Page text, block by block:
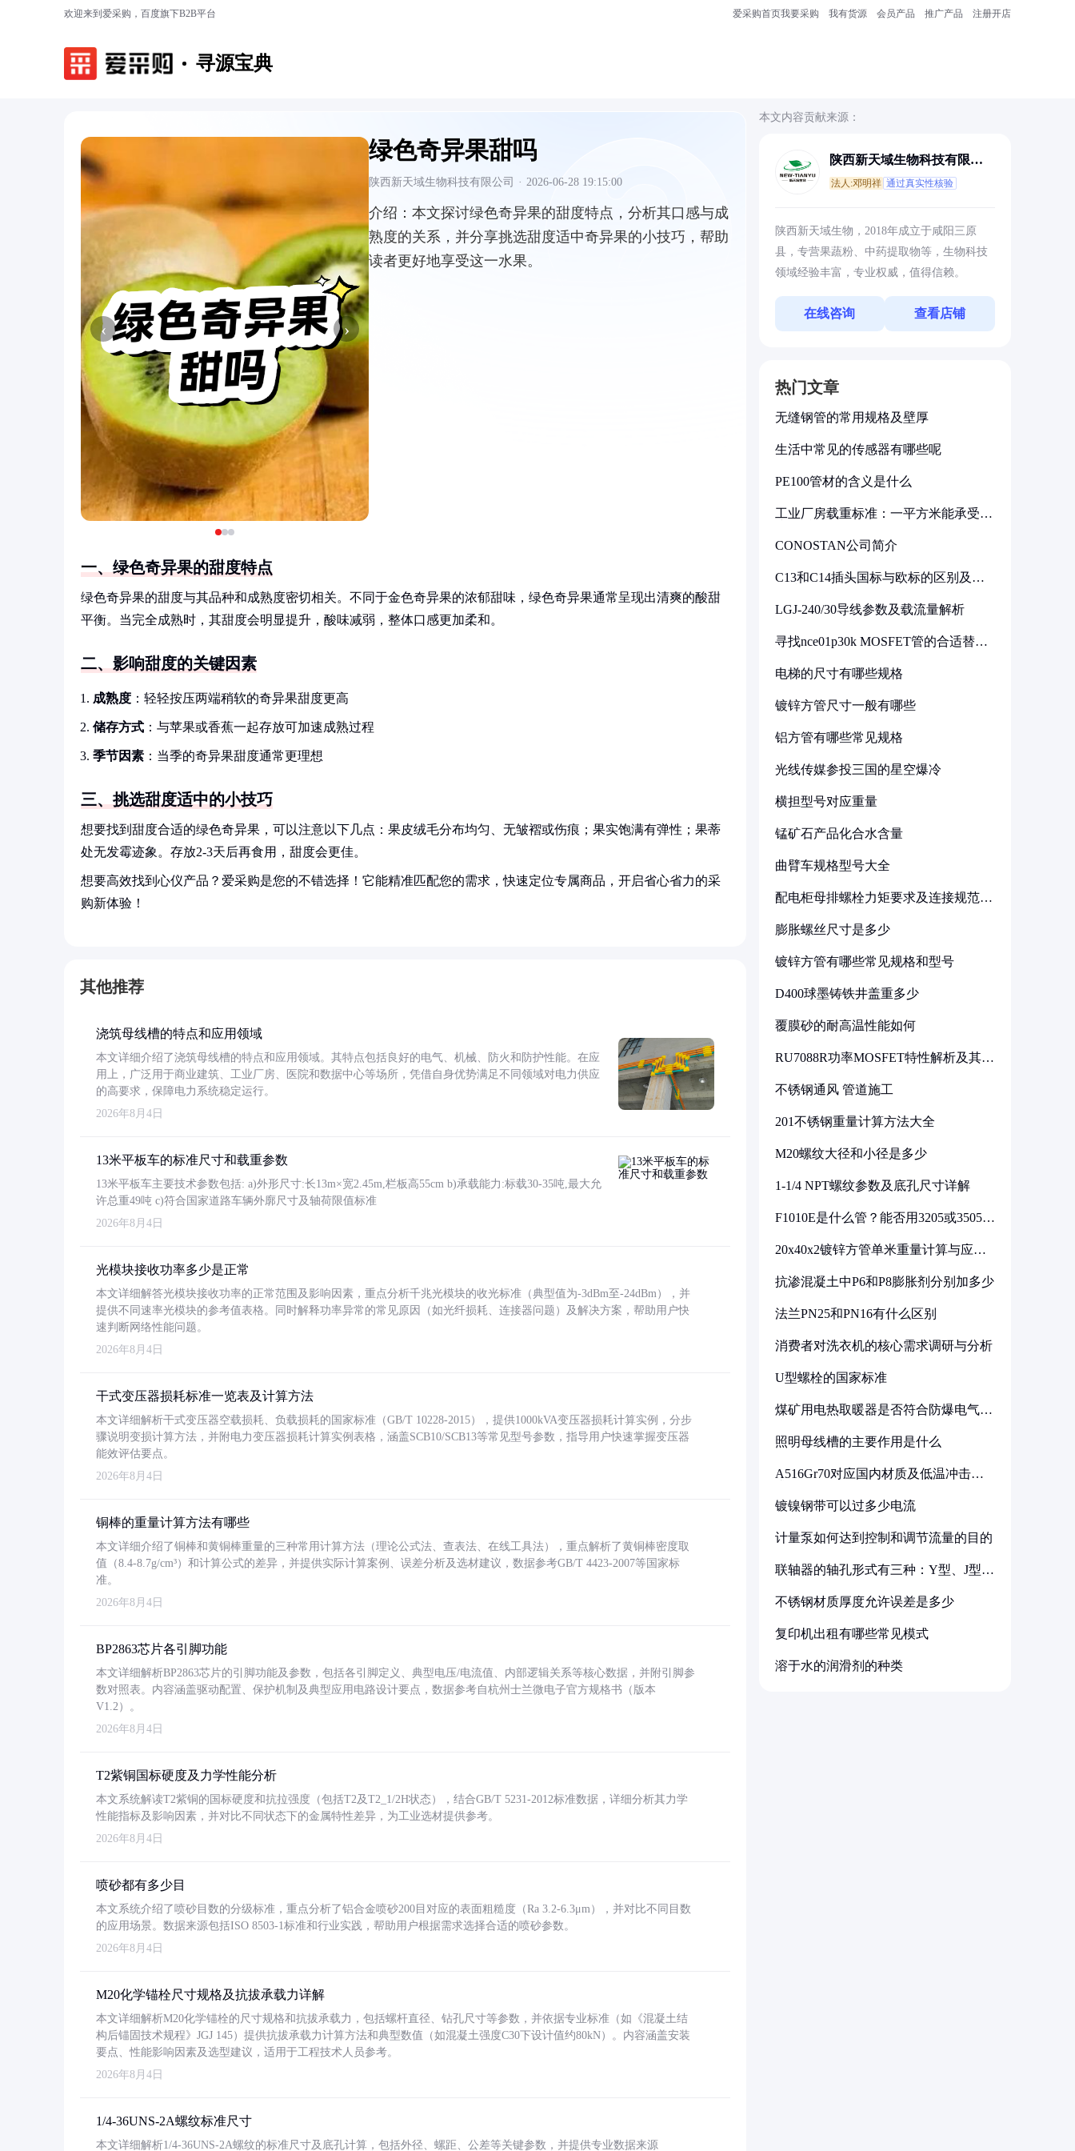
欢迎来到爱采购，百度旗下B2B平台 爱采购首页我要采购 我有货源 会员产品 推广产品 注册开店
寻源宝典
‹ ›
绿色奇异果甜吗
陕西新天域生物科技有限公司 · 2026-06-28 19:15:00
介绍： 本文探讨绿色奇异果的甜度特点，分析其口感与成
熟度的关系，并分享挑选甜度适中奇异果的小技巧，帮助
读者更好地享受这一水果。
一、绿色奇异果的甜度特点
绿色奇异果的甜度与其品种和成熟度密切相关。不同于金色奇异果的浓郁甜味，绿色奇异果通常呈现出清爽的酸甜
平衡。当完全成熟时，其甜度会明显提升，酸味减弱，整体口感更加柔和。
二、影响甜度的关键因素
成熟度 ：轻轻按压两端稍软的奇异果甜度更高
储存方式 ：与苹果或香蕉一起存放可加速成熟过程
季节因素 ：当季的奇异果甜度通常更理想
三、挑选甜度适中的小技巧
想要找到甜度合适的绿色奇异果，可以注意以下几点：果皮绒毛分布均匀、无皱褶或伤痕；果实饱满有弹性；果蒂
处无发霉迹象。存放2-3天后再食用，甜度会更佳。
想要高效找到心仪产品？爱采购是您的不错选择！它能精准匹配您的需求，快速定位专属商品，开启省心省力的采
购新体验！
其他推荐
浇筑母线槽的特点和应用领域
本文详细介绍了浇筑母线槽的特点和应用领域。其特点包括良好的电气、机械、防火和防护性能。在应
用上，广泛用于商业建筑、工业厂房、医院和数据中心等场所，凭借自身优势满足不同领域对电力供应
的高要求，保障电力系统稳定运行。
2026年8月4日
13米平板车的标准尺寸和载重参数
13米平板车主要技术参数包括: a)外形尺寸:长13m×宽2.45m,栏板高55cm b)承载能力:标载30-35吨,最大允
许总重49吨 c)符合国家道路车辆外廓尺寸及轴荷限值标准
2026年8月4日
光模块接收功率多少是正常
本文详细解答光模块接收功率的正常范围及影响因素，重点分析千兆光模块的收光标准（典型值为-3dBm至-24dBm），并
提供不同速率光模块的参考值表格。同时解释功率异常的常见原因（如光纤损耗、连接器问题）及解决方案，帮助用户快
速判断网络性能问题。
2026年8月4日
干式变压器损耗标准一览表及计算方法
本文详细解析干式变压器空载损耗、负载损耗的国家标准（GB/T 10228-2015），提供1000kVA变压器损耗计算实例，分步
骤说明变损计算方法，并附电力变压器损耗计算实例表格，涵盖SCB10/SCB13等常见型号参数，指导用户快速掌握变压器
能效评估要点。
2026年8月4日
铜棒的重量计算方法有哪些
本文详细介绍了铜棒和黄铜棒重量的三种常用计算方法（理论公式法、查表法、在线工具法），重点解析了黄铜棒密度取
值（8.4-8.7g/cm³）和计算公式的差异，并提供实际计算案例、误差分析及选材建议，数据参考GB/T 4423-2007等国家标
准。
2026年8月4日
BP2863芯片各引脚功能
本文详细解析BP2863芯片的引脚功能及参数，包括各引脚定义、典型电压/电流值、内部逻辑关系等核心数据，并附引脚参
数对照表。内容涵盖驱动配置、保护机制及典型应用电路设计要点，数据参考自杭州士兰微电子官方规格书（版本
V1.2）。
2026年8月4日
T2紫铜国标硬度及力学性能分析
本文系统解读T2紫铜的国标硬度和抗拉强度（包括T2及T2_1/2H状态），结合GB/T 5231-2012标准数据，详细分析其力学
性能指标及影响因素，并对比不同状态下的金属特性差异，为工业选材提供参考。
2026年8月4日
喷砂都有多少目
本文系统介绍了喷砂目数的分级标准，重点分析了铝合金喷砂200目对应的表面粗糙度（Ra 3.2-6.3μm），并对比不同目数
的应用场景。数据来源包括ISO 8503-1标准和行业实践，帮助用户根据需求选择合适的喷砂参数。
2026年8月4日
M20化学锚栓尺寸规格及抗拔承载力详解
本文详细解析M20化学锚栓的尺寸规格和抗拔承载力，包括螺杆直径、钻孔尺寸等参数，并依据专业标准（如《混凝土结
构后锚固技术规程》JGJ 145）提供抗拔承载力计算方法和典型数值（如混凝土强度C30下设计值约80kN）。内容涵盖安装
要点、性能影响因素及选型建议，适用于工程技术人员参考。
2026年8月4日
1/4-36UNS-2A螺纹标准尺寸
本文详细解析1/4-36UNS-2A螺纹的标准尺寸及底孔计算，包括外径、螺距、公差等关键参数，并提供专业数据来源
本文内容贡献来源：
陕西新天域生物科技有限公
法人:邓明祥 通过真实性核验
陕西新天域生物，2018年成立于咸阳三原
县，专营果蔬粉、中药提取物等，生物科技
领域经验丰富，专业权威，值得信赖。
在线咨询 查看店铺
热门文章
无缝钢管的常用规格及壁厚
生活中常见的传感器有哪些呢
PE100管材的含义是什么
工业厂房载重标准：一平方米能承受多
CONOSTAN公司简介
C13和C14插头国标与欧标的区别及其
LGJ-240/30导线参数及载流量解析
寻找nce01p30k MOSFET管的合适替代
电梯的尺寸有哪些规格
镀锌方管尺寸一般有哪些
铝方管有哪些常见规格
光线传媒参投三国的星空爆冷
横担型号对应重量
锰矿石产品化合水含量
曲臂车规格型号大全
配电柜母排螺栓力矩要求及连接规范详
膨胀螺丝尺寸是多少
镀锌方管有哪些常见规格和型号
D400球墨铸铁井盖重多少
覆膜砂的耐高温性能如何
RU7088R功率MOSFET特性解析及其在
不锈钢通风 管道施工
201不锈钢重量计算方法大全
M20螺纹大径和小径是多少
1-1/4 NPT螺纹参数及底孔尺寸详解
F1010E是什么管？能否用3205或3505代
20x40x2镀锌方管单米重量计算与应用
抗渗混凝土中P6和P8膨胀剂分别加多少
法兰PN25和PN16有什么区别
消费者对洗衣机的核心需求调研与分析
U型螺栓的国家标准
煤矿用电热取暖器是否符合防爆电气设
照明母线槽的主要作用是什么
A516Gr70对应国内材质及低温冲击要
镀镍钢带可以过多少电流
计量泵如何达到控制和调节流量的目的
联轴器的轴孔形式有三种：Y型、J型、
不锈钢材质厚度允许误差是多少
复印机出租有哪些常见模式
溶于水的润滑剂的种类